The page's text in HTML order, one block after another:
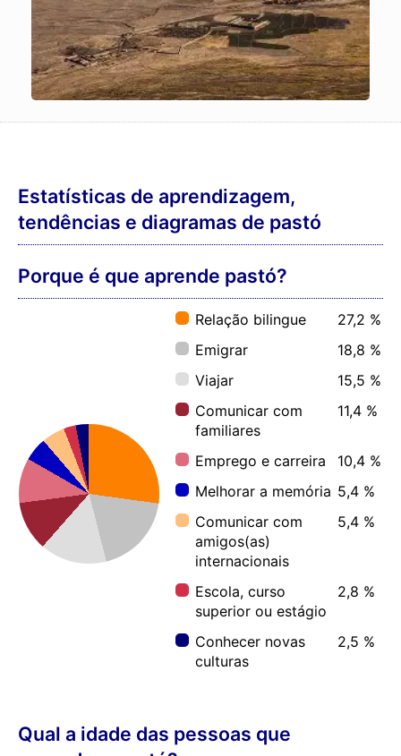
Estatísticas de aprendizagem,
tendências e diagramas de pastó
Porque é que aprende pastó?
Relação bilingue
27,2 %
Emigrar
18,8 %
Viajar
15,5 %
Comunicar com
familiares
11,4 %
Emprego e carreira
10,4 %
Melhorar a memória 5,4 %
Comunicar com
amigos(as)
internacionais
5,4 %
Escola, curso
superior ou estágio
2,8 %
Conhecer novas
culturas
2,5 %
Qual a idade das pessoas que